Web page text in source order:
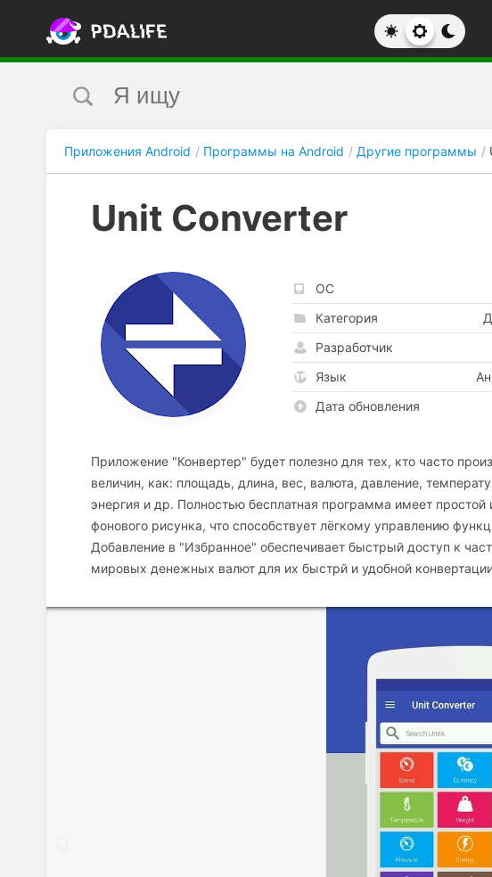
Приложения Android Программы на Android Другие программы
Unit Converter
ОС
Категория
Разработчик
Язык
Дата обновления
Приложение "Конвертер" будет полезно для тех, кто часто
величин, как: площадь, длина, вес, валюта, давление,
энергия и др. Полностью бесплатная программа имеет
фонового рисунка, что способствует лёгкому управлению
Добавление в "Избранное" обеспечивает быстрый доступ к
мировых денежных валют для их быстрй и удобной